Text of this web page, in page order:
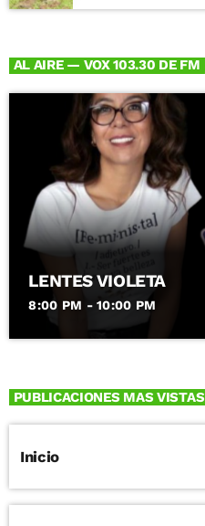
AL AIRE — VOX 103.30 DE FM
LENTES VIOLETA
8:00 PM - 10:00 PM
PUBLICACIONES MAS VISTAS
Inicio